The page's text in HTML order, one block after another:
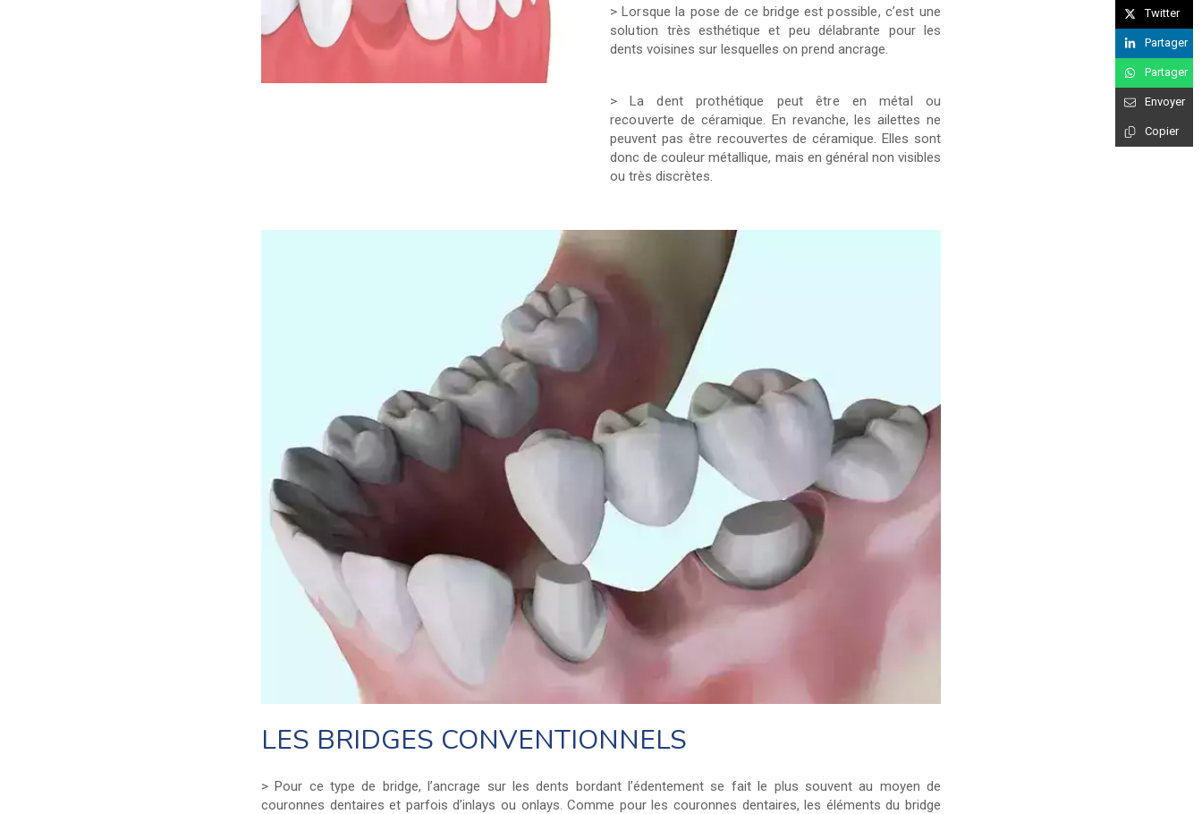
> Lorsque la pose de ce bridge est possible, c’est une
solution très esthétique et peu délabrante pour les
dents voisines sur lesquelles on prend ancrage.
> La dent prothétique peut être en métal ou
recouvertede céramique. En revanche, les ailettes ne
peuvent pas être recouvertes de céramique. Elles sont
donc de couleur métallique, mais en général non visibles
ou très discrètes.
LES BRIDGES CONVENTIONNELS
> Pour ce type de bridge, l’ancrage sur les dents bordant l’édentement se fait le plus souvent au moyen de
couronnes dentaires et parfois d’inlays ou onlays. Comme pour les couronnes dentaires, les éléments du bridge
Twitter
Partager
Partager
Envoyer
Copier